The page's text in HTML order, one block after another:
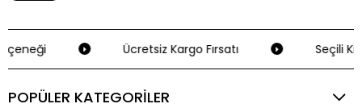
Ücretsiz Kargo Fırsatı Seçili
POPÜLER KATEGORİLER